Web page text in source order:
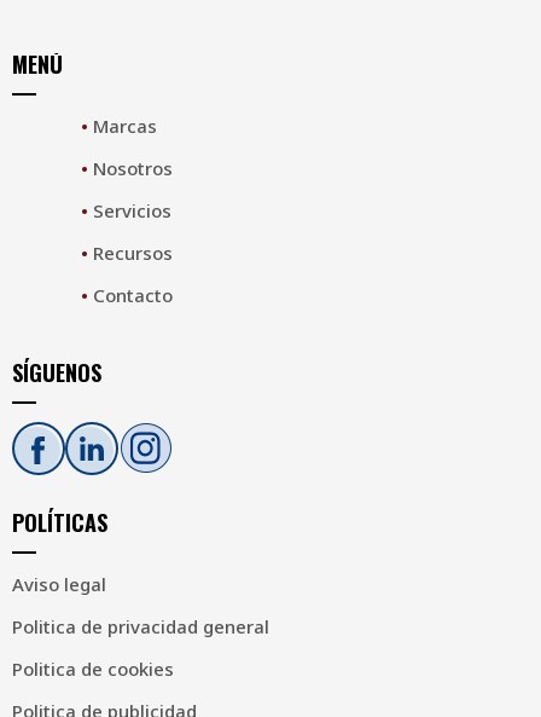
MENÚ
• Marcas
• Nosotros
• Servicios
• Recursos
• Contacto
SÍGUENOS
POLÍTICAS
Aviso legal
Politica de privacidad general
Politica de cookies
Politica de publicidad